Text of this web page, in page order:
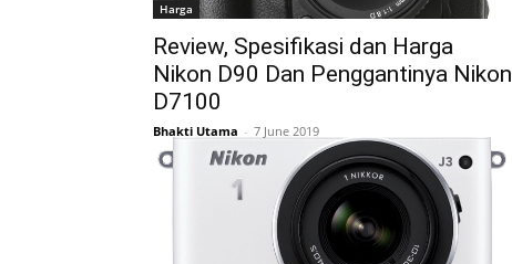
Harga
Review, Spesifikasi dan Harga
Nikon D90 Dan Penggantinya Nikon
D7100
Bhakti Utama - 7 June 2019